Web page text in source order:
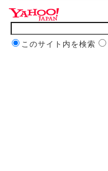
このサイト内を検索